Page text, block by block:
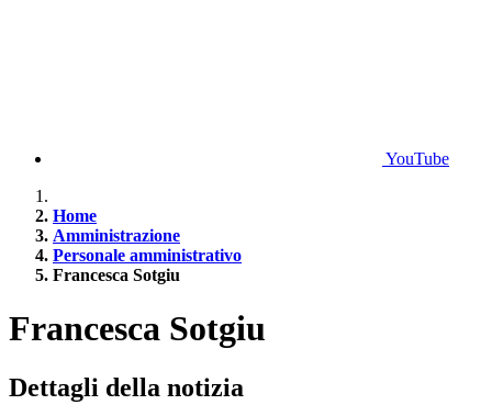
YouTube
Home
Amministrazione
Personale amministrativo
Francesca Sotgiu
Francesca Sotgiu
Dettagli della notizia